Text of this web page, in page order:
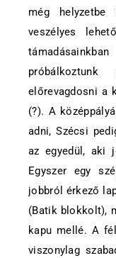
még
veszélyes
előrevagdosni a
(?). A
adni, Szécsi
az egyedül, aki
Egyszer egy
jobbról érkező
(Batik blokkolt),
kapu mellé. A
viszonylag